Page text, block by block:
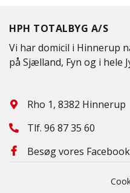
HPH TOTALBYG A/S
Vi har domicil i Hinnerup
på Sjælland, Fyn og i hele
Rho 1, 8382 Hinnerup
Tlf. 96 87 35 60
Besøg vores